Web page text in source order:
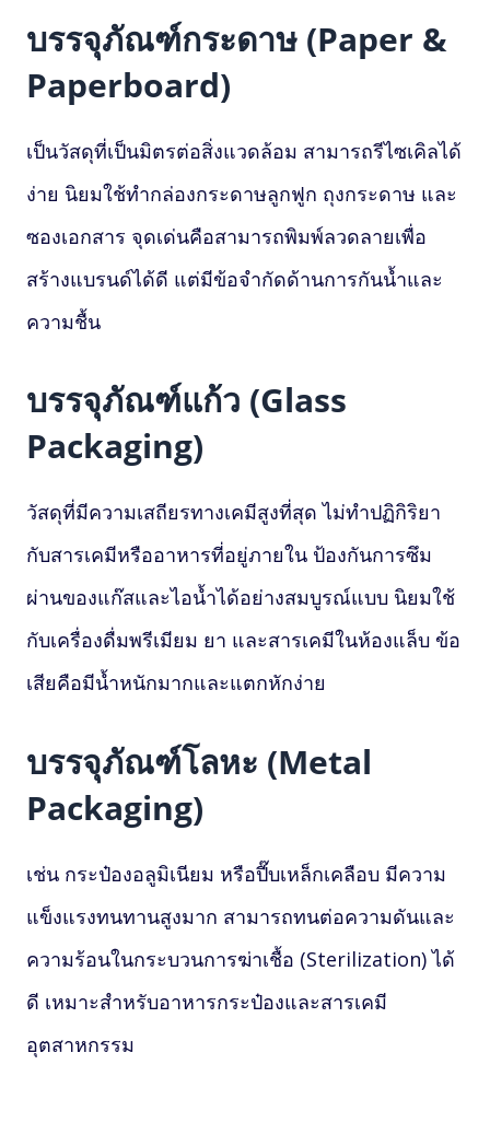
บรรจุภัณฑ์กระดาษ (Paper &
Paperboard)
เป็นวัสดุที่เป็นมิตรต่อสิ่งแวดล้อม สามารถรีไซเคิลได้
ง่าย นิยมใช้ทำกล่องกระดาษลูกฟูก ถุงกระดาษ และ
ซองเอกสาร จุดเด่นคือสามารถพิมพ์ลวดลายเพื่อ
สร้างแบรนด์ได้ดี แต่มีข้อจำกัดด้านการกันน้ำและ
ความชื้น
บรรจุภัณฑ์แก้ว (Glass
Packaging)
วัสดุที่มีความเสถียรทางเคมีสูงที่สุด ไม่ทำปฏิกิริยา
กับสารเคมีหรืออาหารที่อยู่ภายใน ป้องกันการซึม
ผ่านของแก๊สและไอน้ำได้อย่างสมบูรณ์แบบ นิยมใช้
กับเครื่องดื่มพรีเมียม ยา และสารเคมีในห้องแล็บ ข้อ
เสียคือมีน้ำหนักมากและแตกหักง่าย
บรรจุภัณฑ์โลหะ (Metal
Packaging)
เช่น กระป๋องอลูมิเนียม หรือปี๊บเหล็กเคลือบ มีความ
แข็งแรงทนทานสูงมาก สามารถทนต่อความดันและ
ความร้อนในกระบวนการฆ่าเชื้อ (Sterilization) ได้
ดี เหมาะสำหรับอาหารกระป๋องและสารเคมี
อุตสาหกรรม